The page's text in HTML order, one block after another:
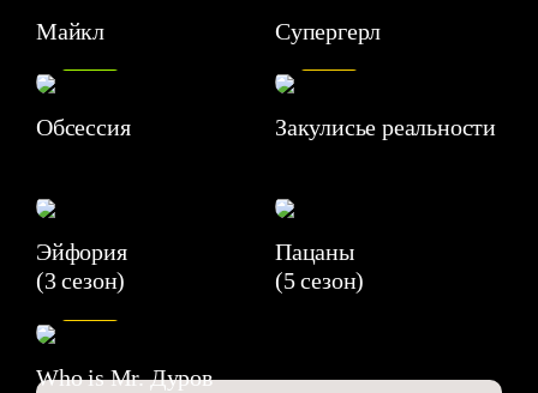
Майкл Супергерл
8.2
Обсессия
7.1
Закулисье реальности
Эйфория
(3 сезон)
Пацаны
(5 сезон)
Who is Mr. Дуров